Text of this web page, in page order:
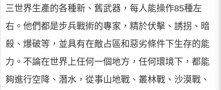
三世界生產的各種新、舊武器，每人能操作85種左
右。他們都是步兵戰術的專家，精於伏擊、誘拐、暗
殺、爆破等，並具有在敵占區和惡劣條件下生存的能
力。不論在世界上任何一個地方，任何環境下，都能
夠進行空降、潛水，從事山地戰、叢林戰、沙漠戰、